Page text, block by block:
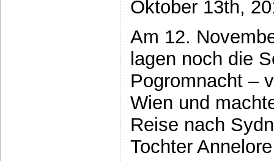
Oktober 13th,
Am 12.
lagen noch die
Pogromnacht –
Wien und
Reise nach
Tochter